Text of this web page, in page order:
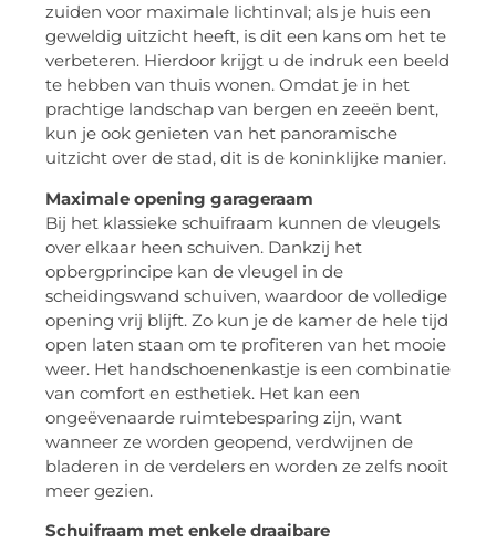
zuiden voor maximale lichtinval; als je huis een
geweldig uitzicht heeft, is dit een kans om het te
verbeteren. Hierdoor krijgt u de indruk een beeld
te hebben van thuis wonen. Omdat je in het
prachtige landschap van bergen en zeeën bent,
kun je ook genieten van het panoramische
uitzicht over de stad, dit is de koninklijke manier.
Maximale opening garageraam
Bij het klassieke schuifraam kunnen de vleugels
over elkaar heen schuiven. Dankzij het
opbergprincipe kan de vleugel in de
scheidingswand schuiven, waardoor de volledige
opening vrij blijft. Zo kun je de kamer de hele tijd
open laten staan ​​om te profiteren van het mooie
weer. Het handschoenenkastje is een combinatie
van comfort en esthetiek. Het kan een
ongeëvenaarde ruimtebesparing zijn, want
wanneer ze worden geopend, verdwijnen de
bladeren in de verdelers en worden ze zelfs nooit
meer gezien.
Schuifraam met enkele draaibare